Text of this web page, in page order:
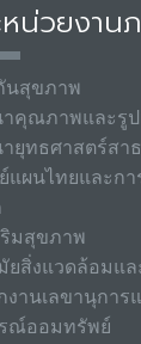
หน่วยงาน
นสุขภาพ
คุณภาพและรูป
ยุทธศาสตร์สา
แผนไทยและก
ริมสุขภาพ
ยสิ่งแวดล้อมแ
งานเลขานุการ
ณ์ออมทรัพย์